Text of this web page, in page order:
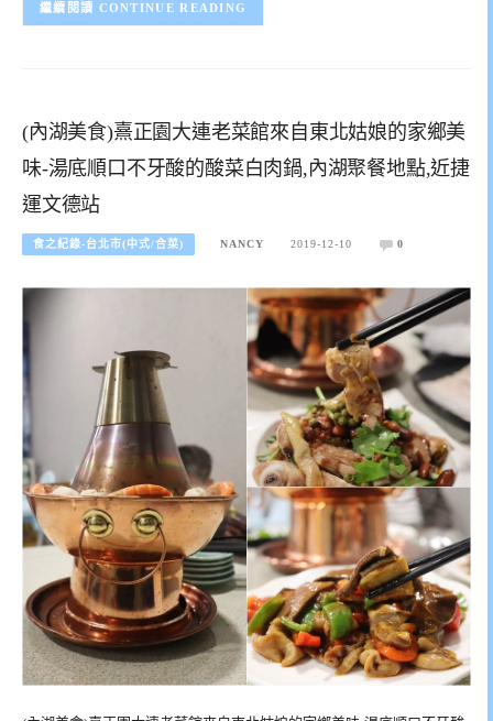
CONTINUE READING
(內湖美食)熹正園大連老菜館來自東北姑娘的家鄉美
味-湯底順口不牙酸的酸菜白肉鍋,內湖聚餐地點,近捷
運文德站
食之紀錄-台北市(中式/合菜) NANCY 2019-12-10 0